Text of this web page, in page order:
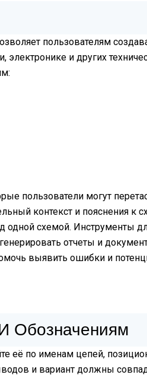
пользователям
и других
пользователи могут
контекст и пояснения
схемой. Инструменты
отчеты и
выявить ошибки и
Обозначениям
её по именам цепей,
и вариант должны